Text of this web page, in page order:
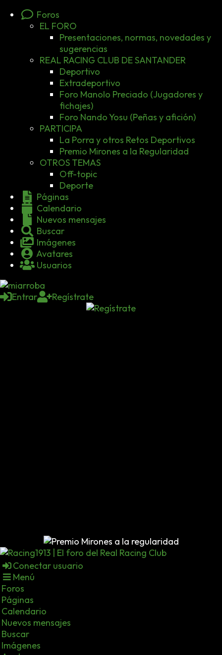
Foros
EL FORO
Presentaciones, normas, novedades y
sugerencias
REAL RACING CLUB DE SANTANDER
Deportivo
Extradeportivo
Foro Manolo Preciado (Jugadores y
fichajes)
Foro Nando Yosu (Peñas y afición)
PARTICIPA
La Porra y otros Retos Deportivos
Premio Mirones a la Regularidad
OTROS TEMAS
Off-topic
Deporte
Páginas
Calendario
Nuevos mensajes
Buscar
Imágenes
Avatares
Usuarios
Entrar Regístrate
Conectar usuario
Menú
Foros
Páginas
Calendario
Nuevos mensajes
Buscar
Imágenes